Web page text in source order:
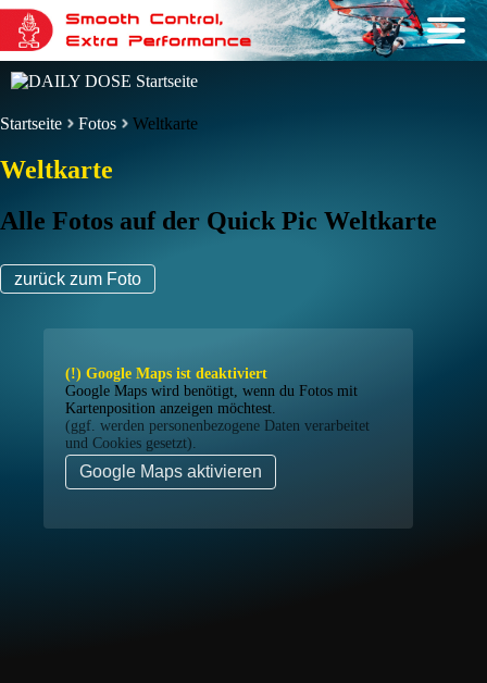
Startseite Fotos Weltkarte
Weltkarte
Alle Fotos auf der Quick Pic Weltkarte
zurück zum Foto
(!) Google Maps ist deaktiviert
Google Maps wird benötigt, wenn du Fotos mit
Kartenposition anzeigen möchtest.
(ggf. werden personen­bezogene Daten verarbeitet
und Cookies gesetzt).
Google Maps aktivieren